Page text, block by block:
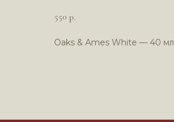
550 р.
Oaks & Ames White — 40 мл